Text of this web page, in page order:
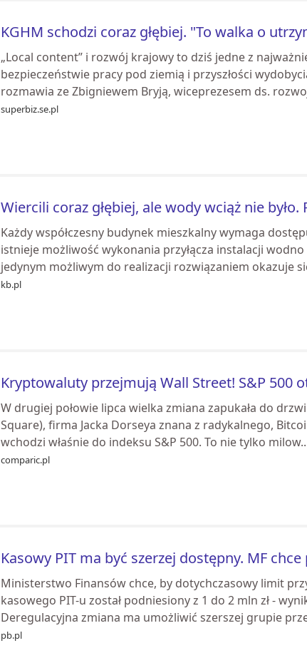
KGHM schodzi coraz głębiej. "To walka o
„Local content” i rozwój krajowy to dziś jedne z
bezpieczeństwie pracy pod ziemią i przyszłości
rozmawia ze Zbigniewem Bryją, wiceprezesem ds.
superbiz.se.pl
Wiercili coraz głębiej, ale wody wciąż nie
Każdy współczesny budynek mieszkalny wymaga
istnieje możliwość wykonania przyłącza instalacji
jedynym możliwym do realizacji rozwiązaniem okazuje
kb.pl
Kryptowaluty przejmują Wall Street! S&P 500
W drugiej połowie lipca wielka zmiana zapukała do
Square), firma Jacka Dorseya znana z radykalnego,
wchodzi właśnie do indeksu S&P 500. To nie tylko
comparic.pl
Kasowy PIT ma być szerzej dostępny. MF
Ministerstwo Finansów chce, by dotychczasowy limit
kasowego PIT-u został podniesiony z 1 do 2 mln zł -
Deregulacyjna zmiana ma umożliwić szerszej grupie
pb.pl